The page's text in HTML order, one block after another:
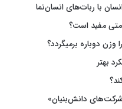
با ربات‌های انسان‌نما
مفید است؟
وزن دوباره برمیگردد؟
بهتر
دانش‌بنیان»